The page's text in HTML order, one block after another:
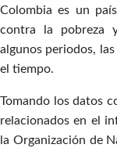
Colombia es un
contra la pobreza
algunos periodos,
el tiempo.
Tomando los datos
relacionados en el
la Organización de